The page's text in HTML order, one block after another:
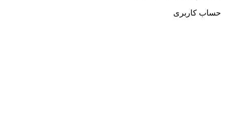
حساب کاربری